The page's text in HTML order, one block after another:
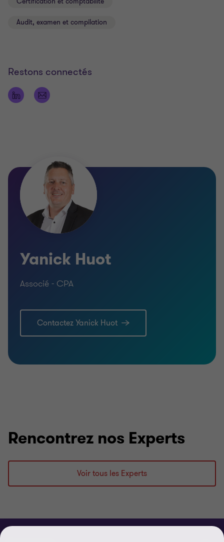
Audit, examen et compilation
Restons connectés
Yanick Huot
Associé - CPA
Contactez Yanick Huot
Rencontrez nos Experts
Voir tous les Experts